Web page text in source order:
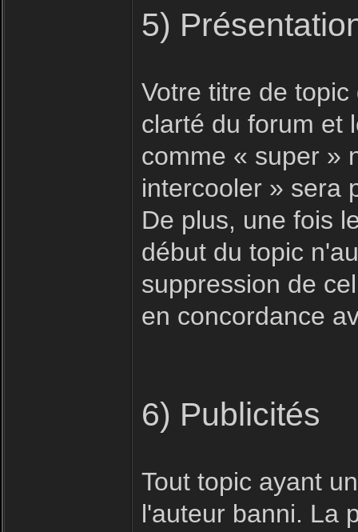
5)
Votre titre de
clarté du forum et
comme « super »
intercooler » sera
De plus, une fois
début du topic
suppression de
en concordance
6) Publicités
Tout topic ayant
l'auteur banni. La